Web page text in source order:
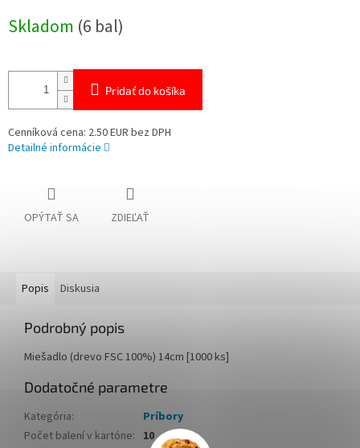
cena:
Skladom (6 bal)
Pridať do košíka
Cenníková cena: 2.50 EUR bez DPH
Detailné informácie
OPÝTAŤ SA ZDIEĽAŤ
Popis Diskusia
Podrobný popis
Miešadlo (drevo FSC 100%) 14cm [1000 ks]
Dodatočné parametre
Kategória:
Príbory
Počet balení v kartóne: 10